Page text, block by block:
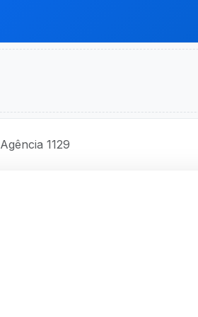
Agência 1129